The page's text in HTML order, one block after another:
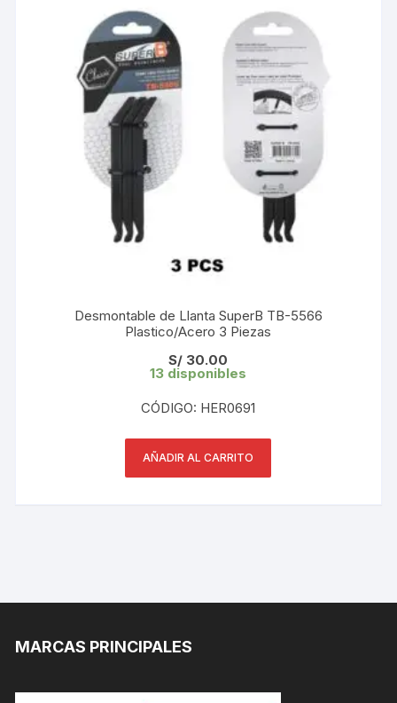
Desmontable de Llanta SuperB TB-5566
Plastico/Acero 3 Piezas
S/ 30.00
13 disponibles
CÓDIGO: HER0691
AÑADIR AL CARRITO
MARCAS PRINCIPALES